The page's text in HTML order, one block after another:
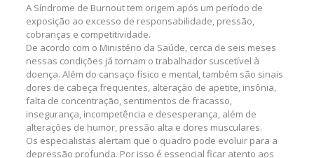
A Síndrome de Burnout tem origem após um período de
exposição ao excesso de responsabilidade, pressão,
cobranças e competitividade.
De acordo com o Ministério da Saúde, cerca de seis meses
nessas condições já tornam o trabalhador suscetível à
doença. Além do cansaço físico e mental, também são sinais
dores de cabeça frequentes, alteração de apetite, insônia,
falta de concentração, sentimentos de fracasso,
insegurança, incompetência e desesperança, além de
alterações de humor, pressão alta e dores musculares.
Os especialistas alertam que o quadro pode evoluir para a
depressão profunda. Por isso é essencial ficar atento aos